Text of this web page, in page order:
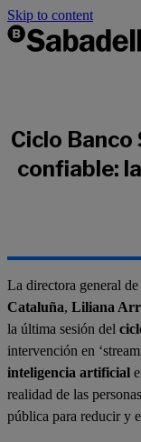
Skip to content
Ciclo
confiable:
La directora general de
Cataluña, Liliana
la última sesión del
intervención en
inteligencia artificial
realidad de las
pública para reducir y